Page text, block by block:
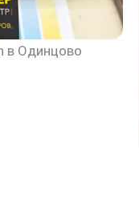
в Одинцово